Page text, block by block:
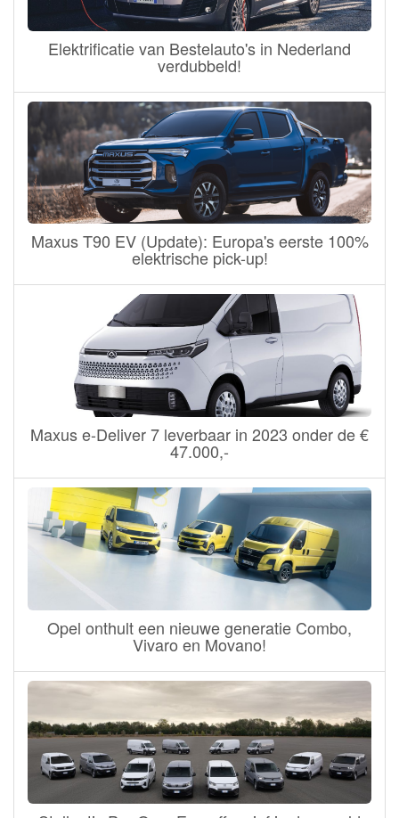
Elektrificatie van Bestelauto's in Nederland
verdubbeld!
Maxus T90 EV (Update): Europa's eerste 100%
elektrische pick-up!
Maxus e-Deliver 7 leverbaar in 2023 onder de €
47.000,-
Opel onthult een nieuwe generatie Combo,
Vivaro en Movano!